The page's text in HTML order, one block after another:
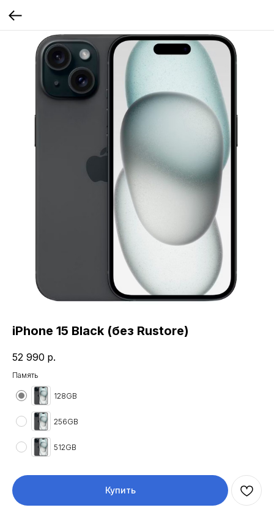
iPhone 15 Black (без Rustore)
52 990 р.
Память
128GB
256GB
512GB
Купить